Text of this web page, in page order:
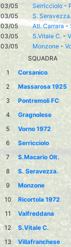
03/05
Serricciolo -
03/05
S. Seravezza.
03/05
Atl. Carrara -
03/05
S.Vitale C. -
03/05
Monzone -
SQUADRA
1
Corsanico
2
Massarosa 1925
3
Pontremoli FC
4
Gragnolese
5
Vorno 1972
6
Serricciolo
7
S.Macario Olt.
8
S. Seravezza.
9
Monzone
10
Ricortola 1972
11
Valfreddana
12
S.Vitale C.
13
Villafranchese